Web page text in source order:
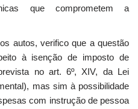
que comprometem a
autos, verifico que a questão
à isenção de imposto de
no art. 6º, XIV, da Lei
mas sim à possibilidade
com instrução de pessoa